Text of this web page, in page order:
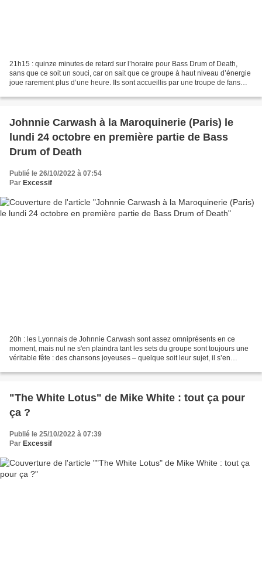
21h15 : quinze minutes de retard sur l’horaire pour Bass Drum of Death,
sans que ce soit un souci, car on sait que ce groupe à haut niveau d’énergie
joue rarement plus d’une heure. Ils sont accueillis par une troupe de fans
Johnnie Carwash à la Maroquinerie (Paris) le
lundi 24 octobre en première partie de Bass
Drum of Death
Publié le 26/10/2022 à 07:54
Par Excessif
20h : les Lyonnais de Johnnie Carwash sont assez omniprésents en ce
moment, mais nul ne s'en plaindra tant les sets du groupe sont toujours une
véritable fête : des chansons joyeuses – quelque soit leur sujet, il s’en
"The White Lotus" de Mike White : tout ça pour
ça ?
Publié le 25/10/2022 à 07:39
Par Excessif